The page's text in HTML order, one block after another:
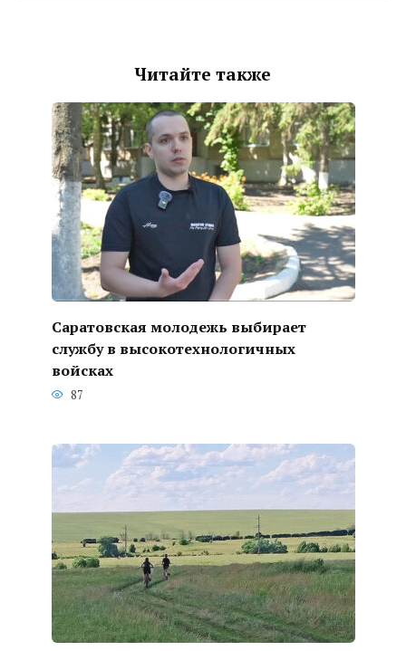
Читайте также
Саратовская молодежь выбирает
службу в высокотехнологичных
войсках
87